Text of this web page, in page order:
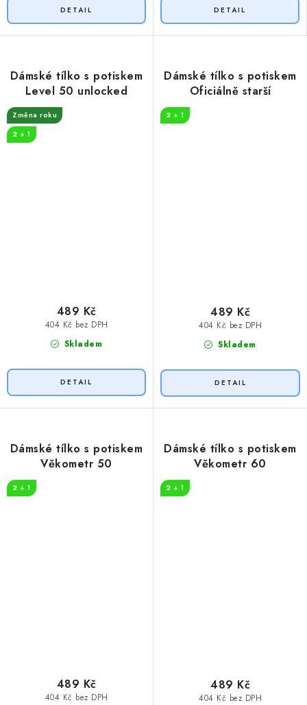
Dámské tílko s potiskem
Level 50 unlocked
Změna roku
2 + 1
Skladem
404 Kč bez DPH
489 Kč
Dámské tílko s potiskem
Oficiálně starší
2 + 1
Skladem
404 Kč bez DPH
489 Kč
Dámské tílko s potiskem
Věkometr 50
2 + 1
404 Kč bez DPH
489 Kč
Dámské tílko s potiskem
Věkometr 60
2 + 1
404 Kč bez DPH
489 Kč